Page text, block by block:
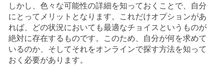
しかし、色々な可能性の詳細を知っておくことで、自分
にとってメリットとなります。これだけオプションがあ
れば、どの状況においても最適なチョイスというものが
絶対に存在するものです。このため、自分が何を求めて
いるのか、そしてそれをオンラインで探す方法を知って
おく必要があります。